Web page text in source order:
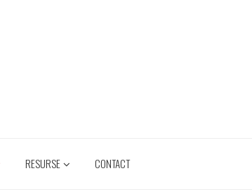
RESURSE CONTACT